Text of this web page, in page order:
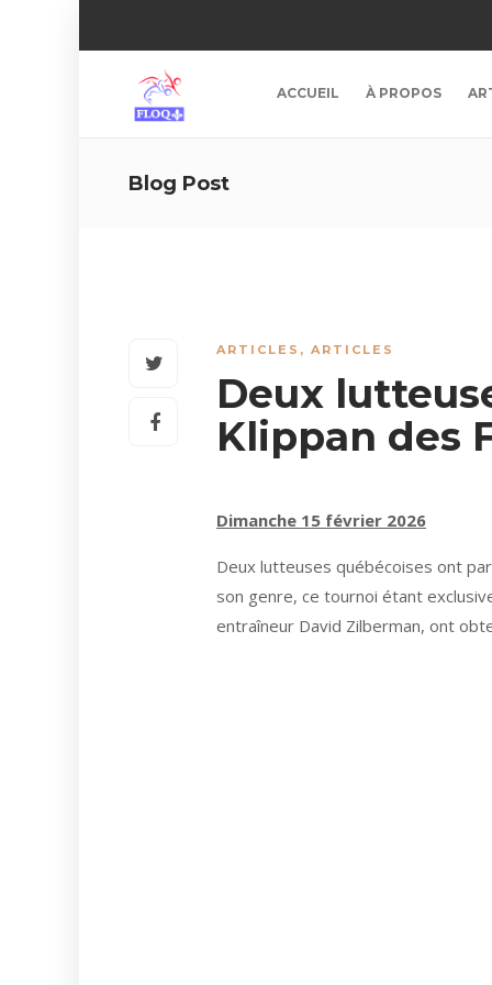
ACCUEIL À PROPOS
Blog Post
ARTICLES , ARTICLES
Deux
Klippan des
Dimanche 15 février 2026
Deux lutteuses québécoises ont
son genre, ce tournoi étant
entraîneur David Zilberman, ont